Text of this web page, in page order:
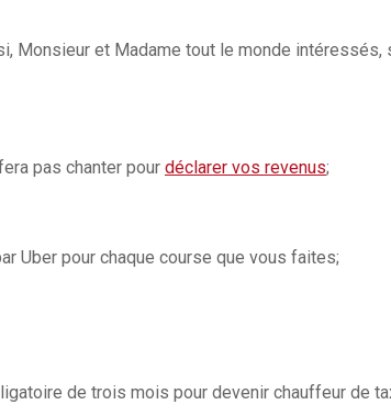
Monsieur et Madame tout le monde intéressés,
pas chanter pour déclarer vos revenus;
Uber pour chaque course que vous faites;
de trois mois pour devenir chauffeur de